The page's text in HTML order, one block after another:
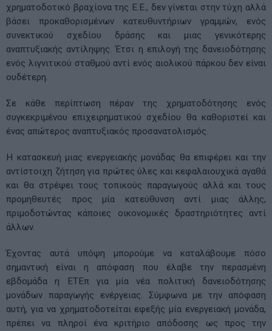
χρηματοδοτικό βραχίονα της Ε.Ε., δεν γίνεται στην τύχη αλλά
βάσει προκαθορισμένων κατευθυντήριων γραμμών, ενός
συνεκτικού σχεδίου δράσης και μιας γενικότερης
αναπτυξιακής αντίληψης. Έτσι η επιλογή της δανειοδότησης
ενός λιγνιτικού σταθμού αντί ενός αιολικού πάρκου δεν είναι
ουδέτερη.
Σε κάθε περίπτωση πέραν της χρηματοδότησης ενός
συγκεκριμένου επιχειρηματικού σχεδίου θα καθοριστεί και
ένας απώτερος αναπτυξιακός προσανατολισμός.
Η κατασκευή μιας ενεργειακής μονάδας θα επιφέρει και την
αντίστοιχη ζήτηση για πρώτες ύλες και κεφαλαιουχικά αγαθά
και θα στρέψει τους τοπικούς παραγωγούς αλλά και τους
προμηθευτές προς μία κατεύθυνση αντί μιας άλλης,
πριμοδοτώντας κάποιες οικονομικές δραστηριότητες αντί
άλλων.
Έχοντας αυτά υπόψη μπορούμε να καταλάβουμε πόσο
σημαντική είναι η απόφαση που έλαβε την περασμένη
εβδομάδα η ΕΤΕπ για μία νέα πολιτική δανειοδότησης
μονάδων παραγωγής ενέργειας. Σύμφωνα με την απόφαση
αυτή, για να χρηματοδοτείται εφεξής μία ενεργειακή μονάδα,
πρέπει να πληροί ένα κριτήριο απόδοσης ως προς την